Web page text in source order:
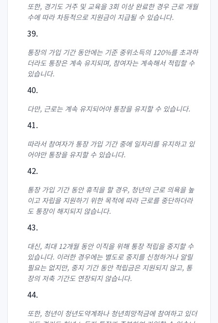
또한, 경기도 거주 및 교육을 3회 이상 완료한 경우 근로 개월
수에 따라 차등적으로 지원금이 지급될 수 있습니다.
통장의 가입 기간 동안에는 기준 중위소득의 120%를 초과하
더라도 통장은 계속 유지되며, 참여자는 계속해서 적립할 수
있습니다.
다만, 근로는 계속 유지되어야 통장을 유지할 수 있습니다.
따라서 참여자가 통장 가입 기간 중에 일자리를 유지하고 있
어야만 통장을 유지할 수 있습니다.
통장 가입 기간 동안 휴직을 할 경우, 청년의 근로 의욕을 높
이고 자립을 지원하기 위한 목적에 따라 근로를 중단하더라
도 통장이 해지되지 않습니다.
대신, 최대 12개월 동안 이직을 위해 통장 적립을 중지할 수
있습니다. 이러한 경우에는 별도로 중지를 신청하거나 알릴
필요는 없지만, 중지 기간 동안 적립금은 지원되지 않고, 통
장의 저축 기간도 연장되지 않습니다.
또한, 청년이 청년도약계좌나 청년희망적금에 참여하고 있더